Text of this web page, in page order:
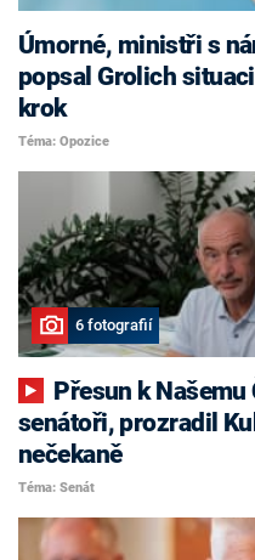
Úmorné, ministři s
popsal Grolich
krok
Téma: Opozice
6 fotografií
senátoři, prozradil
nečekaně
Téma: Senát